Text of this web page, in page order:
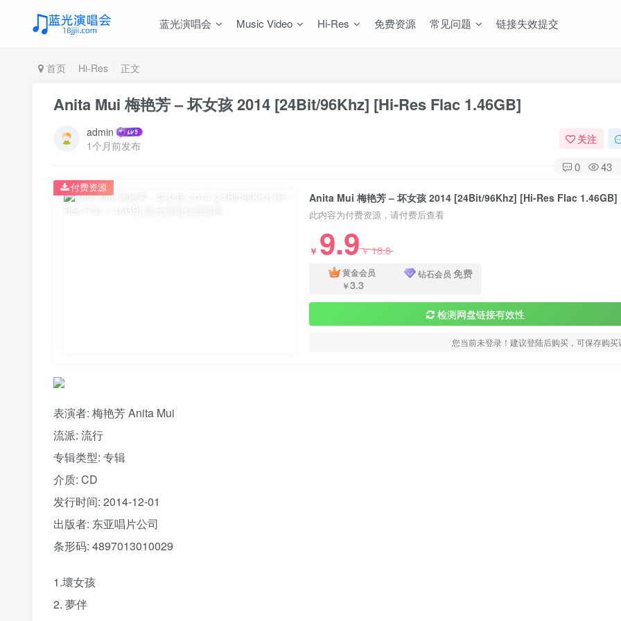
蓝光演唱会 Music Video Hi-Res 免费资源 常见问题 链接失效提交
首页 Hi-Res 正文
Anita Mui 梅艳芳 – 坏女孩 2014 [24Bit/96Khz] [Hi-Res Flac 1.46GB]
admin
1个月前发布
关注
0 43
Anita Mui 梅艳芳 – 坏女孩 2014 [24Bit/96Khz] [Hi-Res Flac 1.46GB]
此内容为付费资源，请付费后查看
￥ 9.9￥18.8
黄金会员
￥3.3
钻石会员 免费
检测网盘链接有效性
您当前未登录！建议登陆后购买，可保存购买
付费资源
表演者: 梅艳芳 Anita Mui
流派: 流行
专辑类型: 专辑
介质: CD
发行时间: 2014-12-01
出版者: 东亚唱片公司
条形码: 4897013010029
1.壞女孩
2. 夢伴